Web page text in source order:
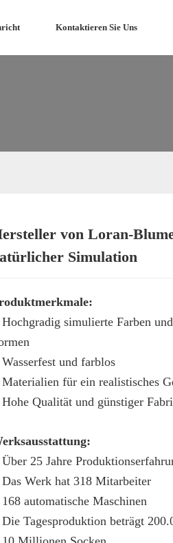
Kontaktieren Sie Uns
Loading...
Loading...
von Loran-
Simulation
simulierte Farben
und farblos
für ein realistisches
Qualität und günstiger
25 Jahre
Werk hat 318 Mitarbeiter
automatische Maschinen
Tagesproduktion beträgt